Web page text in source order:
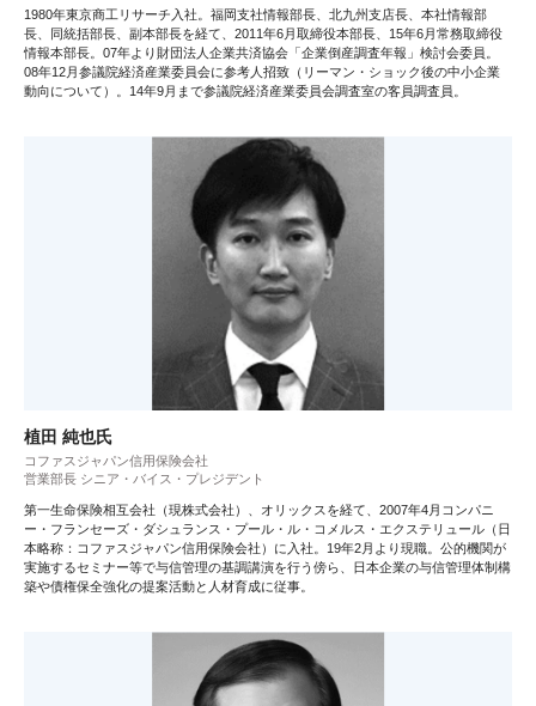
1980年東京商工リサーチ入社。福岡支社情報部長、北九州支店長、本社情報部
長、同統括部長、副本部長を経て、2011年6月取締役本部長、15年6月常務取締役
情報本部長。07年より財団法人企業共済協会「企業倒産調査年報」検討会委員。
08年12月参議院経済産業委員会に参考人招致（リーマン・ショック後の中小企業
動向について）。14年9月まで参議院経済産業委員会調査室の客員調査員。
植田 純也氏
コファスジャパン信用保険会社
営業部長 シニア・バイス・プレジデント
第一生命保険相互会社（現株式会社）、オリックスを経て、2007年4月コンパニ
ー・フランセーズ・ダシュランス・プール・ル・コメルス・エクステリュール（日
本略称：コファスジャパン信用保険会社）に入社。19年2月より現職。公的機関が
実施するセミナー等で与信管理の基調講演を行う傍ら、日本企業の与信管理体制構
築や債権保全強化の提案活動と人材育成に従事。